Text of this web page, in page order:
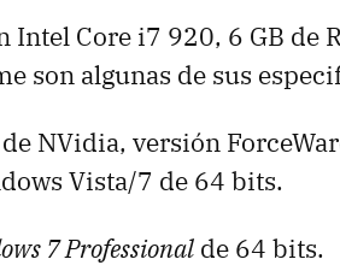
Intel Core i7 920, 6 GB de
son algunas de sus
NVidia, versión
Vista/7 de 64 bits.
7 Professional de 64 bits.